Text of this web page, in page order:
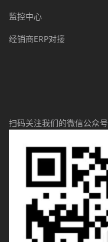
监控中心
经销商ERP对接
扫码关注我们的微信公众号